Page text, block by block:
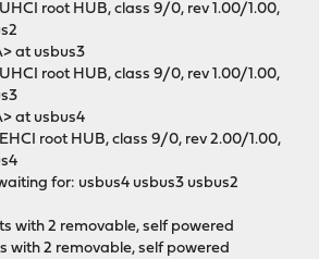
UHCI root HUB, class 9/0, rev 1.00/1.00,
at usbus3
UHCI root HUB, class 9/0, rev 1.00/1.00,
at usbus4
EHCI root HUB, class 9/0, rev 2.00/1.00,
for: usbus4 usbus3 usbus2
with 2 removable, self powered
with 2 removable, self powered